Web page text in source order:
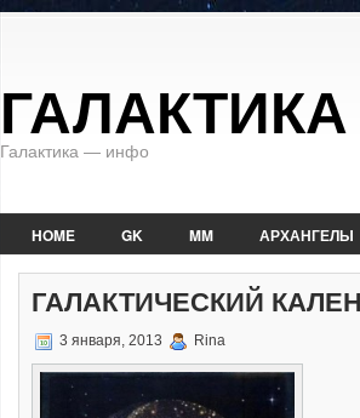
ГАЛАКТИКА
Галактика — инфо
HOME GK MM АРХАНГЕЛЫ
ГАЛАКТИЧЕСКИЙ
3 января, 2013 Rina